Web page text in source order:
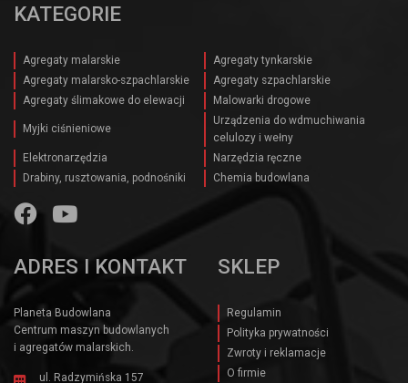
KATEGORIE
Agregaty malarskie
Agregaty tynkarskie
Agregaty malarsko-szpachlarskie
Agregaty szpachlarskie
Agregaty ślimakowe do elewacji
Malowarki drogowe
Myjki ciśnieniowe
Urządzenia do wdmuchiwania
celulozy i wełny
Elektronarzędzia
Narzędzia ręczne
Drabiny, rusztowania, podnośniki
Chemia budowlana
ADRES I KONTAKT
Planeta Budowlana
Centrum maszyn budowlanych
i agregatów malarskich.
ul. Radzymińska 157
SKLEP
Regulamin
Polityka prywatności
Zwroty i reklamacje
O firmie